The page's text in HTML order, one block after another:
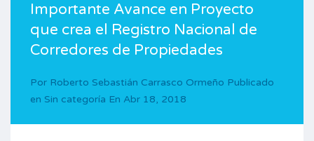
Importante Avance en Proyecto
que crea el Registro Nacional de
Corredores de Propiedades
Por Roberto Sebastián Carrasco Ormeño Publicado
en Sin categoría En Abr 18, 2018